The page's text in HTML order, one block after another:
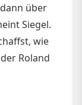
über
Siegel.
wie
Roland